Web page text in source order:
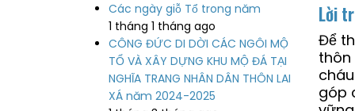
Các ngày giỗ Tổ trong năm
1 tháng 1 tháng ago
CÔNG ĐỨC DI DỜI CÁC NGÔI MỘ
TỔ VÀ XÂY DỰNG KHU MỘ ĐÁ TẠI
NGHĨA TRANG NHÂN DÂN THÔN LAI
XÁ năm 2024-2025
Lời
Để
thôn
góp